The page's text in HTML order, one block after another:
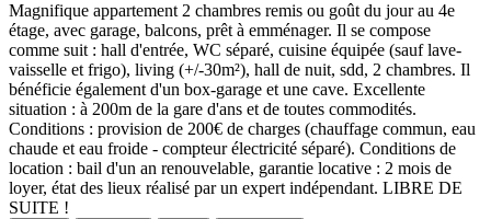
Magnifique appartement 2 chambres remis ou goût du jour au 4e
étage, avec garage, balcons, prêt à emménager. Il se compose
comme suit : hall d'entrée, WC séparé, cuisine équipée (sauf lave-
vaisselle et frigo), living (+/-30m²), hall de nuit, sdd, 2 chambres. Il
bénéficie également d'un box-garage et une cave. Excellente
situation : à 200m de la gare d'ans et de toutes commodités.
Conditions : provision de 200€ de charges (chauffage commun, eau
chaude et eau froide - compteur électricité séparé). Conditions de
location : bail d'un an renouvelable, garantie locative : 2 mois de
loyer, état des lieux réalisé par un expert indépendant. LIBRE DE
SUITE !